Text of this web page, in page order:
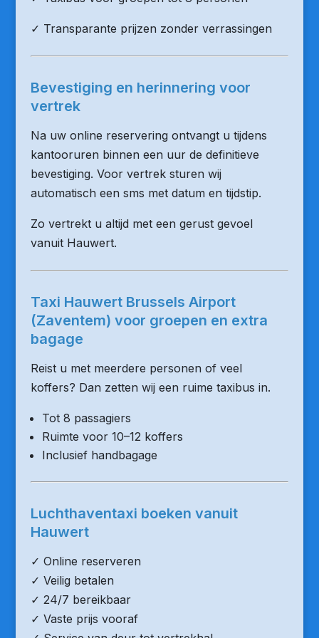
✓ Transparante prijzen zonder verrassingen
Bevestiging en herinnering voor
vertrek
Na uw online reservering ontvangt u tijdens
kantooruren binnen een uur de definitieve
bevestiging. Voor vertrek sturen wij
automatisch een sms met datum en tijdstip.
Zo vertrekt u altijd met een gerust gevoel
vanuit Hauwert.
Taxi Hauwert Brussels Airport
(Zaventem) voor groepen en extra
bagage
Reist u met meerdere personen of veel
koffers? Dan zetten wij een ruime taxibus in.
Tot 8 passagiers
Ruimte voor 10–12 koffers
Inclusief handbagage
Luchthaventaxi boeken vanuit
Hauwert
✓ Online reserveren
✓ Veilig betalen
✓ 24/7 bereikbaar
✓ Vaste prijs vooraf